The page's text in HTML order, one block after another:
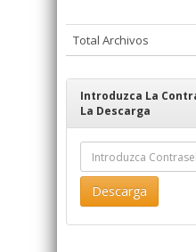
Total Archivos
Introduzca La
La Descarga